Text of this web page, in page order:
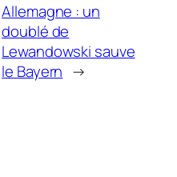
Allemagne : un
doublé de
Lewandowski sauve
le Bayern →